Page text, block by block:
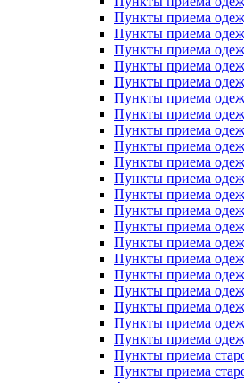
Пункты приема
Пункты приема
Пункты приема
Пункты приема
Пункты приема
Пункты приема
Пункты приема
Пункты приема
Пункты приема
Пункты приема
Пункты приема
Пункты приема
Пункты приема
Пункты приема
Пункты приема
Пункты приема
Пункты приема
Пункты приема
Пункты приема
Пункты приема
Пункты приема
Пункты приема
Пункты приема